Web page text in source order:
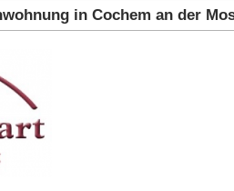
in Cochem an der